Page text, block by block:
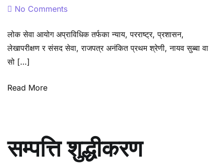
No Commentson
द्वितीय
पत्र
लोक सेवा आयोग अप्राविधिक तर्फका न्याय, परराष्ट्र, प्रशासन,
लेखापरीक्षण र संसद सेवा, राजपत्र अनंकित प्रथम श्रेणी, नायव सुब्बा वा
सो […]
Read More
सम्पत्ति शुद्धीकरण